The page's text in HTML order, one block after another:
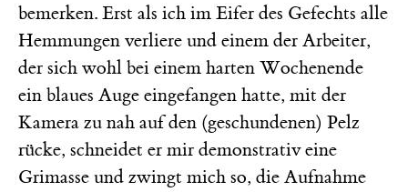
bemerken. Erst als ich im Eifer des Gefechts alle
Hemmungen verliere und einem der Arbeiter,
der sich wohl bei einem harten Wochenende
ein blaues Auge eingefangen hatte, mit der
Kamera zu nah auf den (geschundenen) Pelz
rücke, schneidet er mir demonstrativ eine
Grimasse und zwingt mich so, die Aufnahme